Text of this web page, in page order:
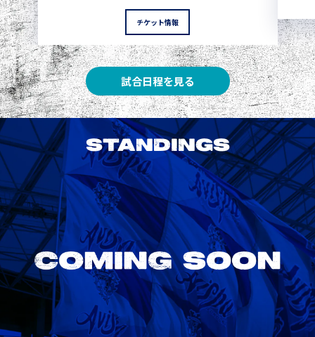
チケット情報
試合日程を見る
STANDINGS